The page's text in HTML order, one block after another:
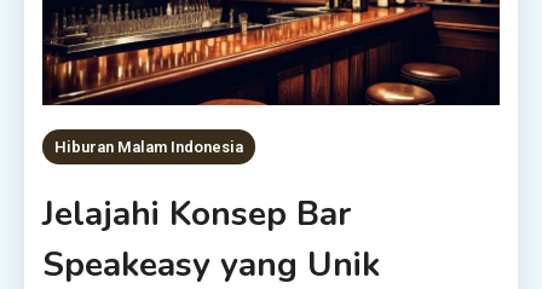
Hiburan Malam Indonesia
Jelajahi Konsep Bar
Speakeasy yang Unik